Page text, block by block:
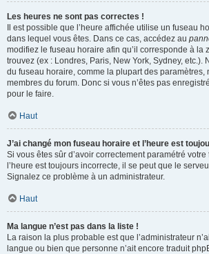
Les heures ne sont pas correctes !
Il est possible que l’heure affichée utilise un fuseau
dans lequel vous êtes. Dans ce cas, accédez au
modifiez le fuseau horaire afin qu’il corresponde à la
trouvez (ex : Londres, Paris, New York, Sydney, etc.).
du fuseau horaire, comme la plupart des paramètres,
membres du forum. Donc si vous n’êtes pas
pour le faire.
Haut
J’ai changé mon fuseau horaire et l’heure est
Si vous êtes sûr d’avoir correctement paramétré
l’heure est toujours incorrecte, il se peut que le
Signalez ce problème à un administrateur.
Haut
Ma langue n’est pas dans la liste !
La raison la plus probable est que l’administrateur
langue ou bien que personne n’ait encore traduit